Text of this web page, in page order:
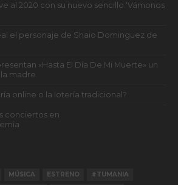
al 2020 con su nuevo sencillo ‘Vámonos
el personaje de Shaio Dominguez de
«Hasta El Día De Mi Muerte» un
madre
online o la lotería tradicional?
conciertos en
MÚSICA ESTRENO #TUMANIA